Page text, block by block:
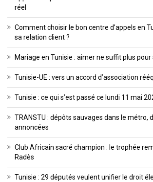
réel
Comment choisir le bon centre d’appels en
sa relation client ?
Mariage en Tunisie : aimer ne suffit plus pour
Tunisie-UE : vers un accord d’association
Tunisie : ce qui s’est passé ce lundi 11 mai
TRANSTU : dépôts sauvages dans le métro,
annoncées
Club Africain sacré champion : le trophée
Radès
Tunisie : 29 députés veulent unifier le droit